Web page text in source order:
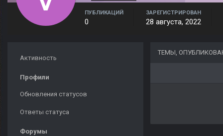
ПУБЛИКАЦИЙ
0
ЗАРЕГИСТРИРОВАН
28 августа, 2022
Активность
Профили
Обновления статусов
Ответы статуса
Форумы
ТЕМЫ,